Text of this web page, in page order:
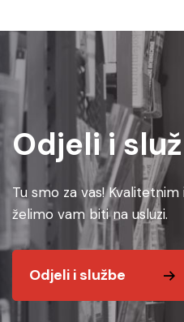
Odjeli i
Tu smo za vas!
želimo vam biti na usluzi.
Odjeli i službe